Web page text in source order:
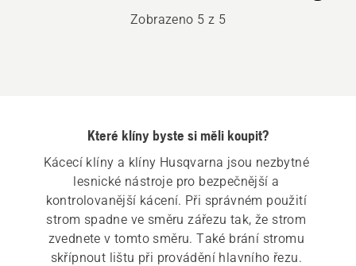
Zobrazeno 5 z 5
Které klíny byste si měli koupit?
Kácecí klíny a klíny Husqvarna jsou nezbytné
lesnické nástroje pro bezpečnější a
kontrolovanější kácení. Při správném použití
strom spadne ve směru zářezu tak, že strom
zvednete v tomto směru. Také brání stromu
skřípnout lištu při provádění hlavního řezu.